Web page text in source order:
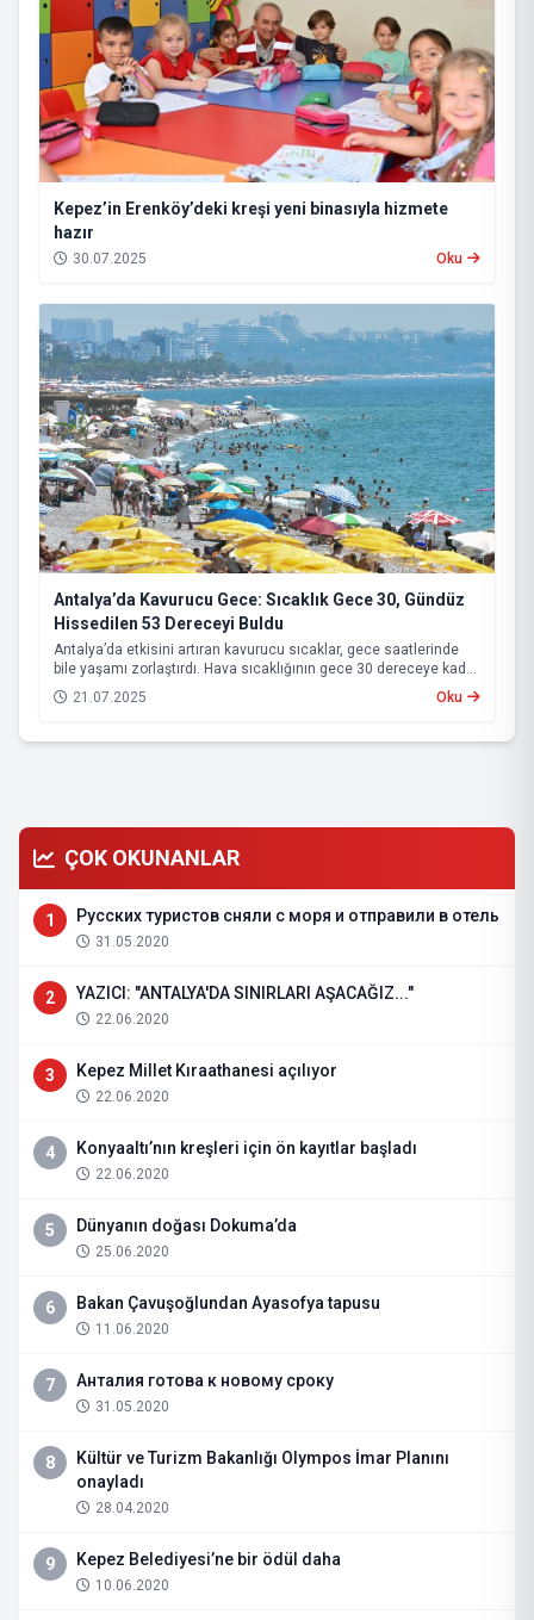
Kepez’in Erenköy’deki kreşi yeni binasıyla hizmete
hazır
30.07.2025 Oku
Antalya’da Kavurucu Gece: Sıcaklık Gece 30, Gündüz
Hissedilen 53 Dereceyi Buldu
Antalya’da etkisini artıran kavurucu sıcaklar, gece saatlerinde
bile yaşamı zorlaştırdı. Hava sıcaklığının gece 30 dereceye kadar
çıktığı kentte, yüksek nemin de etkisiyle vatandaşlar serinlemek
için Konyaaltı Sahili’ne akın etti. Sahile serdikleri örtülerde
serinlemeye çalıştı.
21.07.2025 Oku
ÇOK OKUNANLAR
1 Русских туристов сняли с моря и отправили в отель
31.05.2020
2 YAZICI: "ANTALYA'DA SINIRLARI AŞACAĞIZ..."
22.06.2020
3 Kepez Millet Kıraathanesi açılıyor
22.06.2020
4 Konyaaltı’nın kreşleri için ön kayıtlar başladı
22.06.2020
5 Dünyanın doğası Dokuma’da
25.06.2020
6 Bakan Çavuşoğlundan Ayasofya tapusu
11.06.2020
7 Анталия готова к новому сроку
31.05.2020
8
Kültür ve Turizm Bakanlığı Olympos İmar Planını
onayladı
28.04.2020
9 Kepez Belediyesi’ne bir ödül daha
10.06.2020